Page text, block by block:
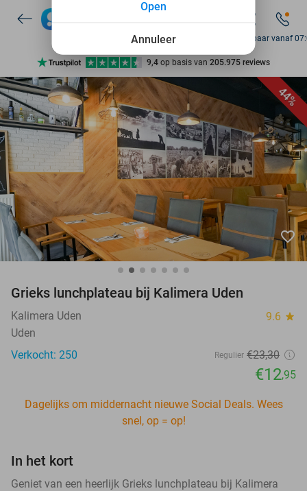
7 dagen per week beschikbaar
10+ miljoen leden
9,4 op basis van 205.975 reviews
Ontdek 15.000+ deals
7 dagen per week beschikbaar
10+ miljoen leden
Bereikbaar vanaf
44%
favorite_border
Grieks lunchplateau bij Kalimera Uden
Kalimera Uden 9.6 star
Uden
Verkocht: 250
Regulier €23,30
€12,95
Dagelijks om middernacht nieuwe Social Deals. Wees
snel, op = op!
In het kort
Geniet van een heerlijk Grieks lunchplateau bij Kalimera
Annuleer
Open